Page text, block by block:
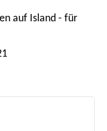
auf Island - für